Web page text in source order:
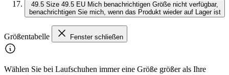
49.5 Size 49.5 EU Mich benachrichtigen Größe nicht verfügbar,
benachrichtigen Sie mich, wenn das Produkt wieder auf Lager ist
Größentabelle Fenster schließen
Wählen Sie bei Laufschuhen immer eine Größe größer als Ihre